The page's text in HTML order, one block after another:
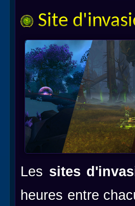
Site
Les sites
heures entre